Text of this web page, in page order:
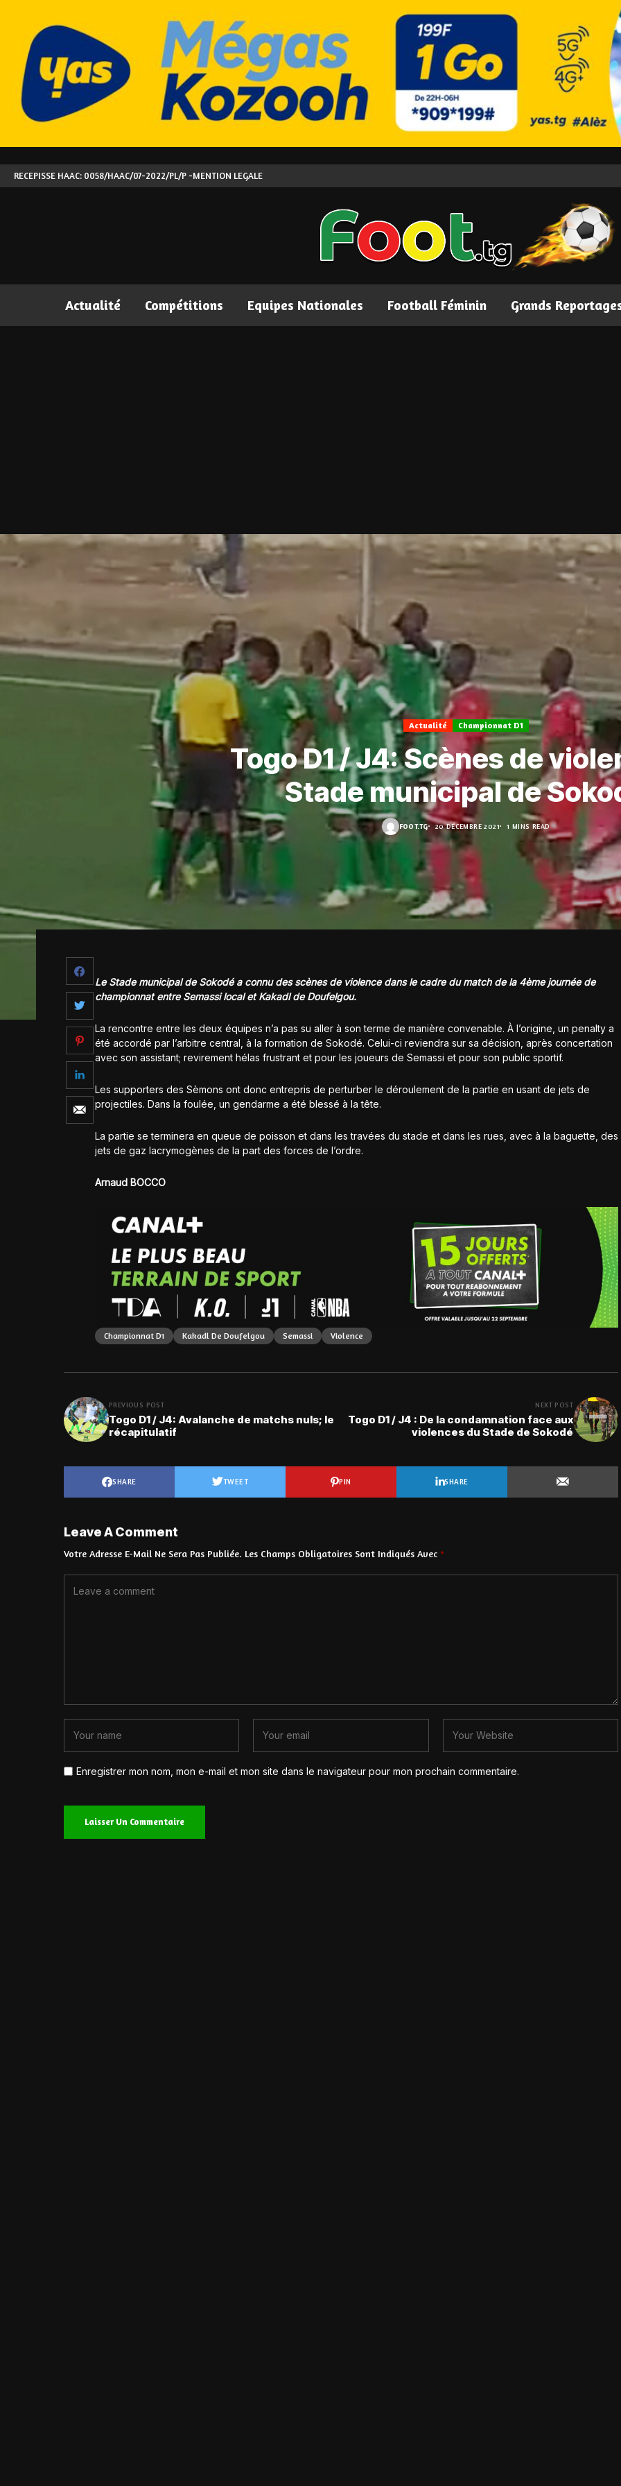
RECEPISSE HAAC: 0058/HAAC/07-2022/PL/P -MENTION LEGALE
Actualité Compétitions Equipes Nationales Football Féminin Grands
Actualité Championnat D1
Togo D1 / J4: Scènes de
Stade municipal de
FOOT.TG 20 DÉCEMBRE 2021 1 MINS READ
Le Stade municipal de Sokodé a connu des scènes de violence dans le cadre du match de la 4ème journée de
championnat entre Semassi local et Kakadl de Doufelgou.
La rencontre entre les deux équipes n’a pas su aller à son terme de manière convenable. À l’origine, un penalty a
été accordé par l’arbitre central, à la formation de Sokodé. Celui-ci reviendra sur sa décision, après concertation
avec son assistant; revirement hélas frustrant et pour les joueurs de Semassi et pour son public sportif.
Les supporters des Sèmons ont donc entrepris de perturber le déroulement de la partie en usant de jets de
projectiles. Dans la foulée, un gendarme a été blessé à la tête.
La partie se terminera en queue de poisson et dans les travées du stade et dans les rues, avec à la baguette, des
jets de gaz lacrymogènes de la part des forces de l’ordre.
Arnaud BOCCO
Championnat D1 Kakadl De Doufelgou Semassi Violence
PREVIOUS POST
Togo D1 / J4: Avalanche de matchs nuls; le
récapitulatif
NEXT POST
Togo D1 / J4 : De la condamnation face aux
violences du Stade de Sokodé
SHARE TWEET PIN SHARE
Leave A Comment
Votre Adresse E-Mail Ne Sera Pas Publiée. Les Champs Obligatoires Sont Indiqués Avec *
Enregistrer mon nom, mon e-mail et mon site dans le navigateur pour mon prochain commentaire.